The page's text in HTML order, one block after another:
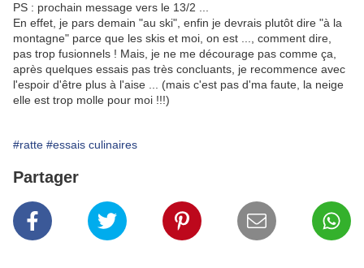
PS : prochain message vers le 13/2 ...
En effet, je pars demain "au ski", enfin je devrais plutôt dire "à la
montagne" parce que les skis et moi, on est ..., comment dire,
pas trop fusionnels ! Mais, je ne me décourage pas comme ça,
après quelques essais pas très concluants, je recommence avec
l'espoir d'être plus à l'aise ... (mais c'est pas d'ma faute, la neige
elle est trop molle pour moi !!!)
#ratte #essais culinaires
Partager